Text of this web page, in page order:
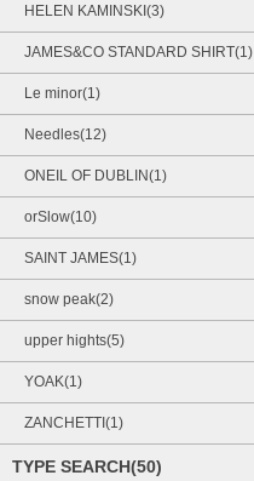
HELEN KAMINSKI(3)
JAMES&CO STANDARD SHIRT(1)
Le minor(1)
Needles(12)
ONEIL OF DUBLIN(1)
orSlow(10)
SAINT JAMES(1)
snow peak(2)
upper hights(5)
YOAK(1)
ZANCHETTI(1)
TYPE SEARCH(50)